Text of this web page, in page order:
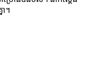
។